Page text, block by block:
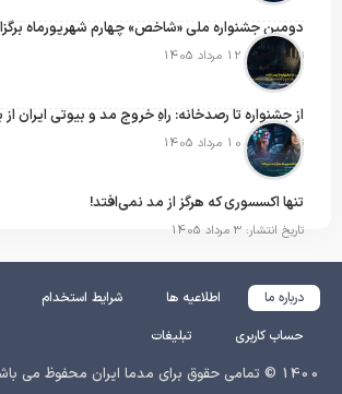
دومین جشنواره ملی «شاخص» چهارم شهریورماه
تاریخ انتشار: 12 مرداد 1405
از جشنواره تا رصدخانه: راهِ خروج مد و بیوتی ایران
تاریخ انتشار: 10 مرداد 1405
تنها اکسسوری که هرگز از مد نمی‌افتد!
تاریخ انتشار: 3 مرداد 1405
درباره ما اطلاعیه ها شرایط استخدام
حساب کاربری
تبلیغات
1400 © تمامی حقوق برای مدما ایران محفوظ می